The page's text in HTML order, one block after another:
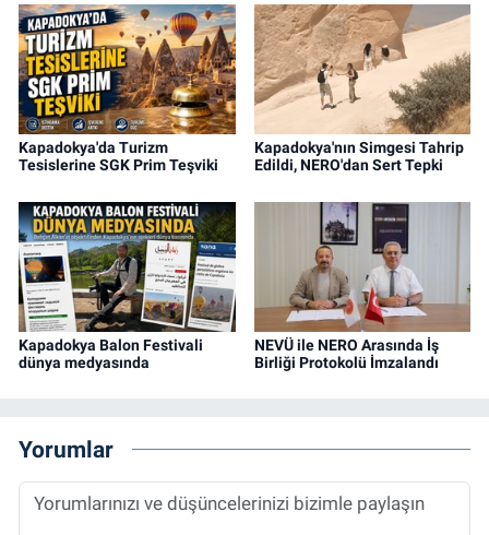
Kapadokya'da Turizm
Tesislerine SGK Prim Teşviki
Kapadokya'nın Simgesi Tahrip
Edildi, NERO'dan Sert Tepki
Kapadokya Balon Festivali
dünya medyasında
NEVÜ ile NERO Arasında İş
Birliği Protokolü İmzalandı
Yorumlar